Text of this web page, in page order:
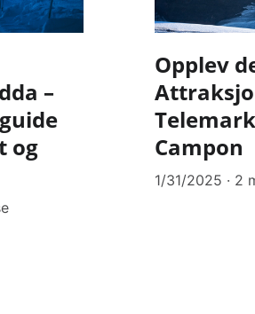
–
og
Opplev
Campon
1/31/2025 2